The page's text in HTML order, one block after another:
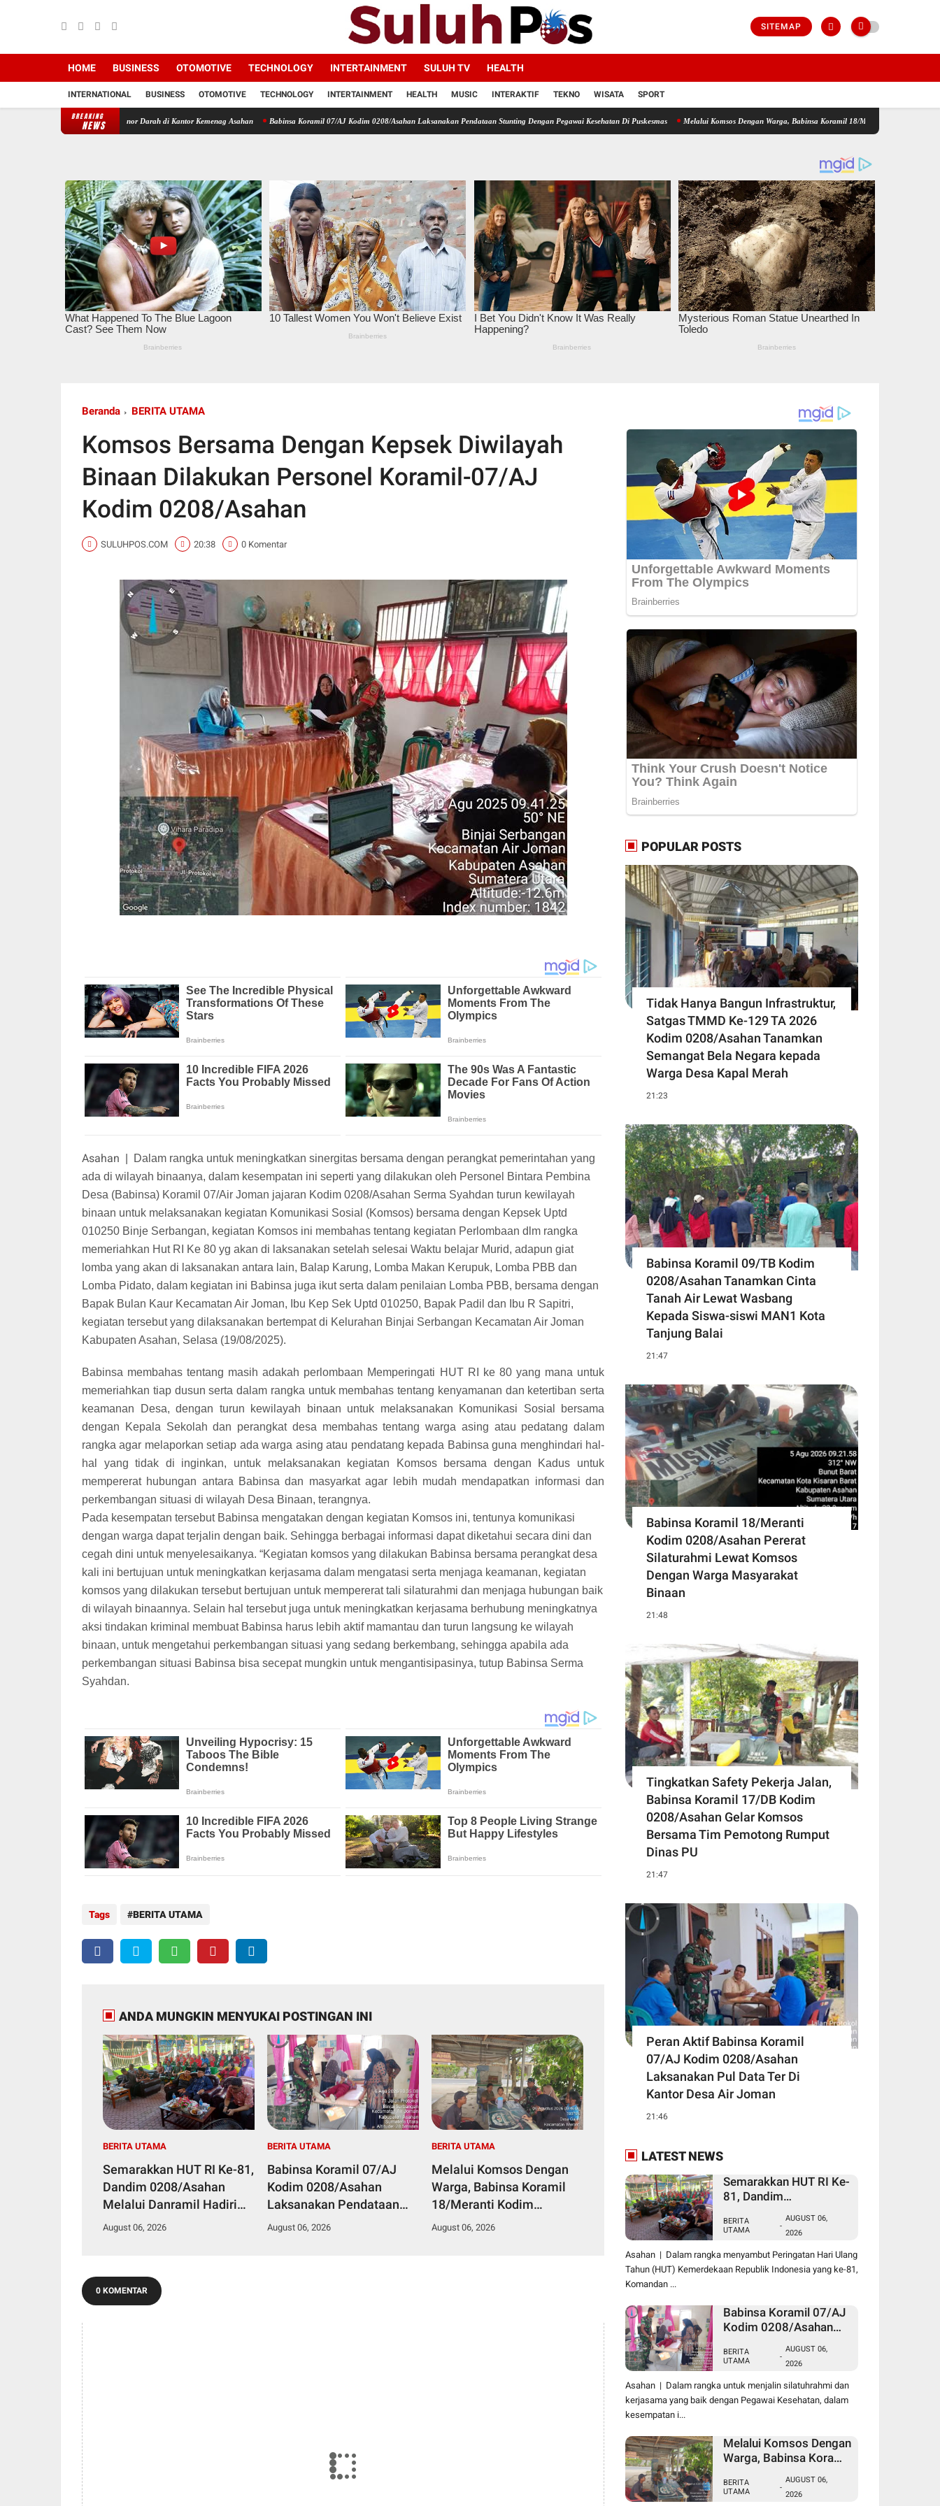
SITEMAP
HOME BUSINESS OTOMOTIVE TECHNOLOGY INTERTAINMENT SULUH TV HEALTH
INTERNATIONAL BUSINESS OTOMOTIVE TECHNOLOGY INTERTAINMENT HEALTH MUSIC INTERAKTIF TEKNO WISATA SPORT
BREAKING
NEWS
Hadiri Aksi Donor Darah di Kantor Kemenag Asahan Babinsa Koramil 07/AJ Kodim 0208/Asahan Laksanakan Pendataan Stunting Dengan Pegawai Kesehatan Di Puskesmas Melalui Komsos Dengan Warga, Babinsa Koramil 18/Meranti Kodim 0208/Asahan Himbau
Beranda BERITA UTAMA
Komsos Bersama Dengan Kepsek Diwilayah
Binaan Dilakukan Personel Koramil-07/AJ
Kodim 0208/Asahan
SULUHPOS.COM 20:38 0 Komentar
Asahan
Dalam rangka untuk meningkatkan sinergitas bersama dengan perangkat pemerintahan yang
ada di wilayah binaanya, dalam kesempatan ini seperti yang dilakukan oleh Personel Bintara Pembina
Desa (Babinsa) Koramil 07/Air Joman jajaran Kodim 0208/Asahan Serma Syahdan turun kewilayah
binaan untuk melaksanakan kegiatan Komunikasi Sosial (Komsos) bersama dengan Kepsek Uptd
010250 Binje Serbangan, kegiatan Komsos ini membahas tentang kegiatan Perlombaan dlm rangka
memeriahkan Hut RI Ke 80 yg akan di laksanakan setelah selesai Waktu belajar Murid, adapun giat
lomba yang akan di laksanakan antara lain, Balap Karung, Lomba Makan Kerupuk, Lomba PBB dan
Lomba Pidato, dalam kegiatan ini Babinsa juga ikut serta dalam penilaian Lomba PBB, bersama dengan
Bapak Bulan Kaur Kecamatan Air Joman, Ibu Kep Sek Uptd 010250, Bapak Padil dan Ibu R Sapitri,
kegiatan tersebut yang dilaksanakan bertempat di Kelurahan Binjai Serbangan Kecamatan Air Joman
Kabupaten Asahan, Selasa (19/08/2025).
Babinsa membahas tentang masih adakah perlombaan Memperingati HUT RI ke 80 yang mana untuk
memeriahkan tiap dusun serta dalam rangka untuk membahas tentang kenyamanan dan ketertiban serta
keamanan Desa, dengan turun kewilayah binaan untuk melaksanakan Komunikasi Sosial bersama
dengan Kepala Sekolah dan perangkat desa membahas tentang warga asing atau pedatang dalam
rangka agar melaporkan setiap ada warga asing atau pendatang kepada Babinsa guna menghindari hal-
hal yang tidak di inginkan, untuk melaksanakan kegiatan Komsos bersama dengan Kadus untuk
mempererat hubungan antara Babinsa dan masyarkat agar lebih mudah mendapatkan informasi dan
perkembangan situasi di wilayah Desa Binaan, terangnya.
Pada kesempatan tersebut Babinsa mengatakan dengan kegiatan Komsos ini, tentunya komunikasi
dengan warga dapat terjalin dengan baik. Sehingga berbagai informasi dapat diketahui secara dini dan
cegah dini untuk menyelesaikanya. “Kegiatan komsos yang dilakukan Babinsa bersama perangkat desa
kali ini bertujuan untuk meningkatkan kerjasama dalam mengatasi serta menjaga keamanan, kegiatan
komsos yang dilakukan tersebut bertujuan untuk mempererat tali silaturahmi dan menjaga hubungan baik
di wilayah binaannya. Selain hal tersebut juga untuk meningkatkan kerjasama berhubung meningkatnya
aksi tindakan kriminal membuat Babinsa harus lebih aktif mamantau dan turun langsung ke wilayah
binaan, untuk mengetahui perkembangan situasi yang sedang berkembang, sehingga apabila ada
perkembangan situasi Babinsa bisa secepat mungkin untuk mengantisipasinya, tutup Babinsa Serma
Syahdan.
Tags BERITA UTAMA
ANDA MUNGKIN MENYUKAI POSTINGAN INI
BERITA UTAMA
Semarakkan HUT RI Ke-81,
Dandim 0208/Asahan
Melalui Danramil Hadiri
Aksi Donor Darah di Kantor
August 06, 2026
BERITA UTAMA
Babinsa Koramil 07/AJ
Kodim 0208/Asahan
Laksanakan Pendataan
Stunting Dengan Pegawai
August 06, 2026
BERITA UTAMA
Melalui Komsos Dengan
Warga, Babinsa Koramil
18/Meranti Kodim
0208/Asahan Himbau
August 06, 2026
0 KOMENTAR
POPULAR POSTS
Tidak Hanya Bangun Infrastruktur,
Satgas TMMD Ke-129 TA 2026
Kodim 0208/Asahan Tanamkan
Semangat Bela Negara kepada
Warga Desa Kapal Merah
21:23
Babinsa Koramil 09/TB Kodim
0208/Asahan Tanamkan Cinta
Tanah Air Lewat Wasbang
Kepada Siswa-siswi MAN1 Kota
Tanjung Balai
21:47
Babinsa Koramil 18/Meranti
Kodim 0208/Asahan Pererat
Silaturahmi Lewat Komsos
Dengan Warga Masyarakat
Binaan
21:48
Tingkatkan Safety Pekerja Jalan,
Babinsa Koramil 17/DB Kodim
0208/Asahan Gelar Komsos
Bersama Tim Pemotong Rumput
Dinas PU
21:47
Peran Aktif Babinsa Koramil
07/AJ Kodim 0208/Asahan
Laksanakan Pul Data Ter Di
Kantor Desa Air Joman
21:46
LATEST NEWS
Semarakkan HUT RI Ke-
81, Dandim
Danramil Hadiri Aksi
Donor Darah di Kantor
Kemenag Asahan
BERITA
UTAMA
-
AUGUST 06,
2026
Asahan | Dalam rangka menyambut Peringatan Hari Ulang
Tahun (HUT) Kemerdekaan Republik Indonesia yang ke-81,
Komandan ...
Babinsa Koramil 07/AJ
Kodim 0208/Asahan
Stunting Dengan
Pegawai Kesehatan Di
Puskesmas
BERITA
UTAMA
-
AUGUST 06,
2026
Asahan | Dalam rangka untuk menjalin silatuhrahmi dan
kerjasama yang baik dengan Pegawai Kesehatan, dalam
kesempatan i...
Melalui Komsos Dengan
Warga, Babinsa Koramil
0208/Asahan Himbau
Jaga ebersihan Dan
BERITA
UTAMA
-
AUGUST 06,
2026